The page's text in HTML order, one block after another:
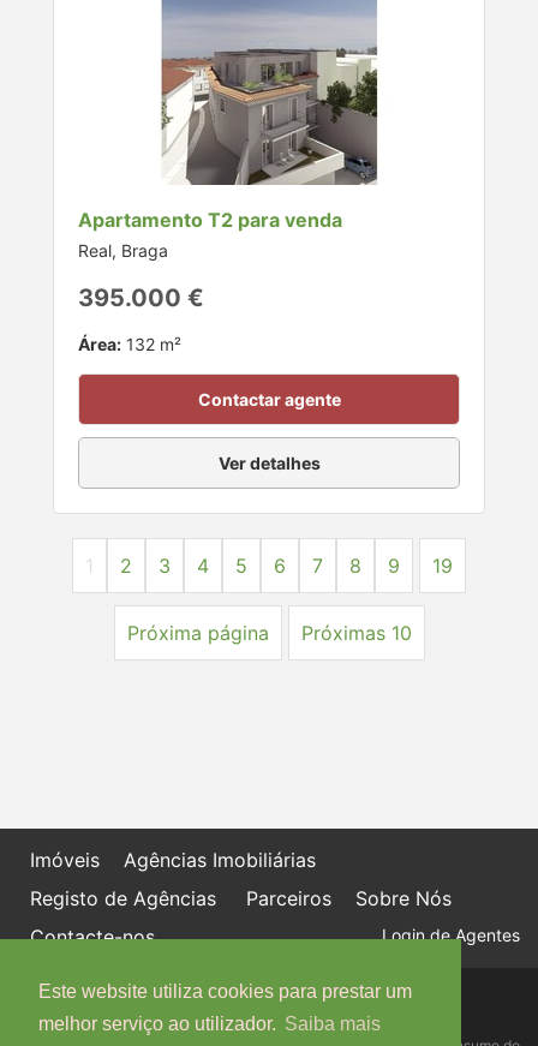
Este website utiliza cookies para prestar um
melhor serviço ao utilizador. Saiba mais
Apartamento T2 para venda
Real, Braga
395.000 €
Área: 132 m²
Contactar agente
Ver detalhes
1 2 3 4 5 6 7 8 9 19
Próxima página Próximas 10
Imóveis
Agências Imobiliárias
Registo de Agências
Parceiros
Sobre Nós
Contacte-nos
Login de Agentes
Política de proteção de dados
Livro de Reclamações online